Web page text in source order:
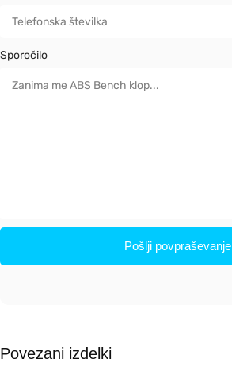
Sporočilo
Pošlji povpraševanje
Povezani izdelki